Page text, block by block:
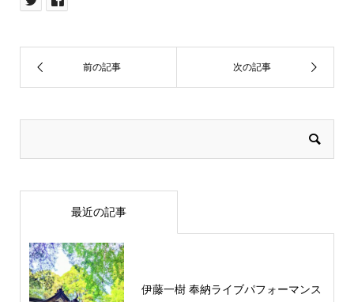
最近の記事
伊藤一樹 奉納ライブパフォーマンス